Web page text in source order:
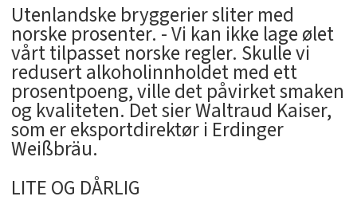
Utenlandske bryggerier sliter med
norske prosenter. - Vi kan ikke lage ølet
vårt tilpasset norske regler. Skulle vi
redusert alkoholinnholdet med ett
prosentpoeng, ville det påvirket smaken
og kvaliteten. Det sier Waltraud Kaiser,
som er eksportdirektør i Erdinger
Weißbräu.
LITE OG DÅRLIG